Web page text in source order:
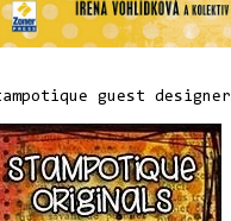
guest designer